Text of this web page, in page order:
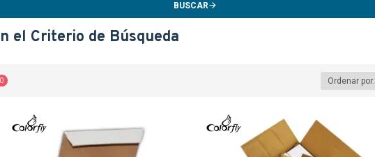
BUSCAR
el Criterio de Búsqueda
0 Ordenar por:
TEXTTRANSPARENTE TEXTTRANSPARENTE